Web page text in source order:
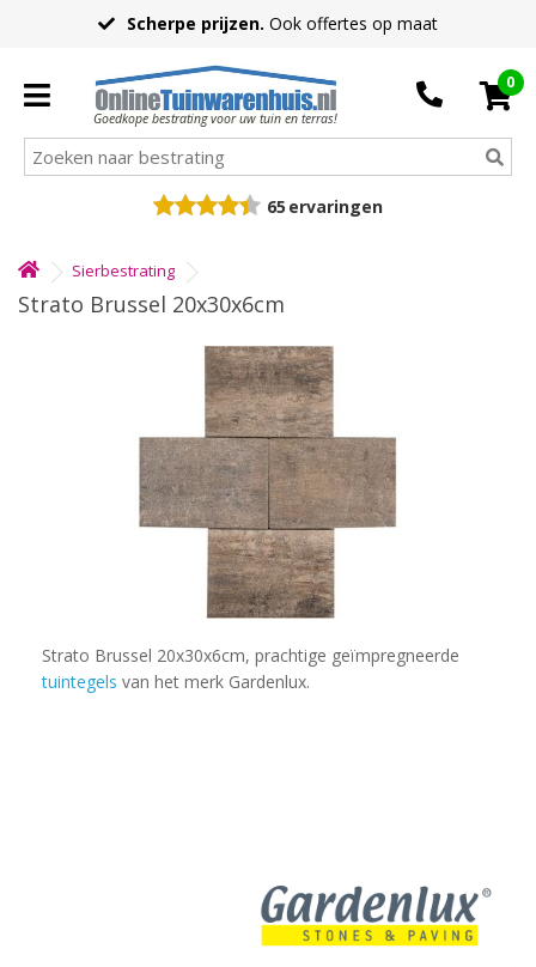
Scherpe prijzen. Ook offertes op maat
Goedkope bestrating voor uw tuin en terras!
0
65 ervaringen
Sierbestrating
Strato Brussel 20x30x6cm
Strato Brussel 20x30x6cm, prachtige geïmpregneerde
tuintegels van het merk Gardenlux.